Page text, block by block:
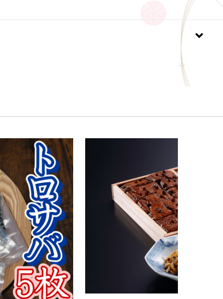
は必ず冷蔵庫で保存し、開封後は賞味期限にかか
ズ3種類、塩じゃけの燻煙仕立て、塩さばの燻煙仕
食べていただいて構いません。
ただいたり、温めていただいたりしても美味しく
ナーにつきましては必ず火を通してお食べくださ
ジです。